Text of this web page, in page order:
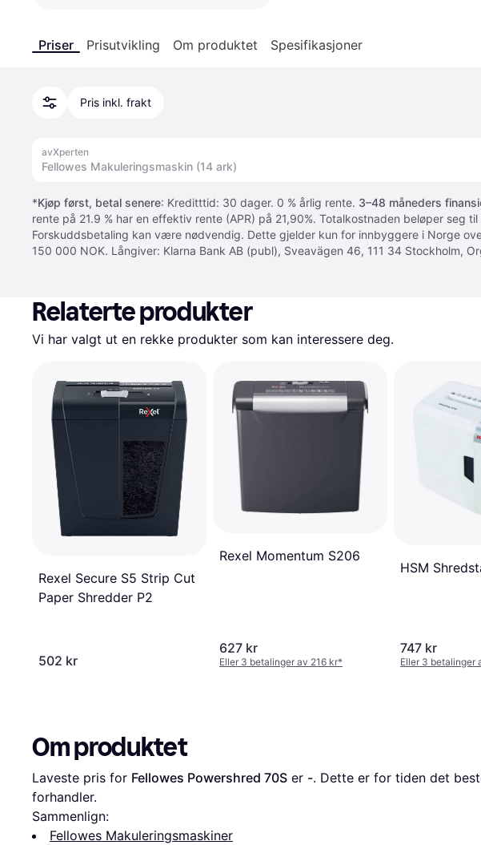
Priser Prisutvikling Om produktet Spesifikasjoner
Pris inkl. frakt
avXperten
Fellowes Makuleringsmaskin (14 ark)
*Kjøp først, betal senere: Kreditttid: 30 dager. 0 % årlig rente. 3–48 måneders
rente på 21.9 % har en effektiv rente (APR) på 21,90%. Totalkostnaden beløper seg
Forskuddsbetaling kan være nødvendig. Dette gjelder kun for innbyggere i Norge
150 000 NOK. Långiver: Klarna Bank AB (publ), Sveavägen 46, 111 34 Stockholm,
Relaterte produkter
Vi har valgt ut en rekke produkter som kan interessere deg.
Rexel Secure S5 Strip Cut
Paper Shredder P2
502 kr
Rexel Momentum S206
627 kr
Eller 3 betalinger av 216 kr*
HSM
747 kr
Eller 3 betalinger
Om produktet
Laveste pris for Fellowes Powershred 70S er -. Dette er for tiden det
forhandler.
Sammenlign:
Fellowes Makuleringsmaskiner